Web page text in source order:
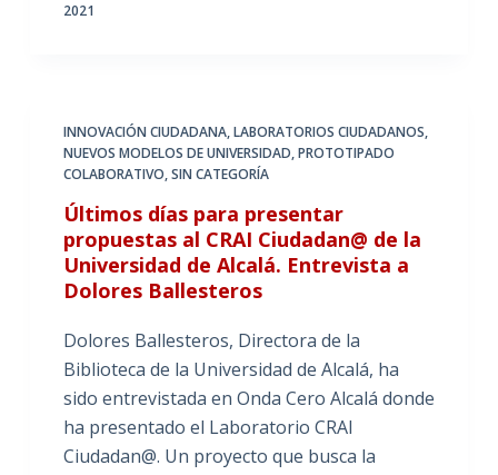
2021
INNOVACIÓN CIUDADANA,LABORATORIOS CIUDADANOS,
NUEVOS MODELOS DE UNIVERSIDAD,PROTOTIPADO
COLABORATIVO,SIN CATEGORÍA
Últimos días para presentar
propuestas al CRAI Ciudadan@ de la
Universidad de Alcalá. Entrevista a
Dolores Ballesteros
Dolores Ballesteros, Directora de la
Biblioteca de la Universidad de Alcalá, ha
sido entrevistada en Onda Cero Alcalá donde
ha presentado el Laboratorio CRAI
Ciudadan@. Un proyecto que busca la